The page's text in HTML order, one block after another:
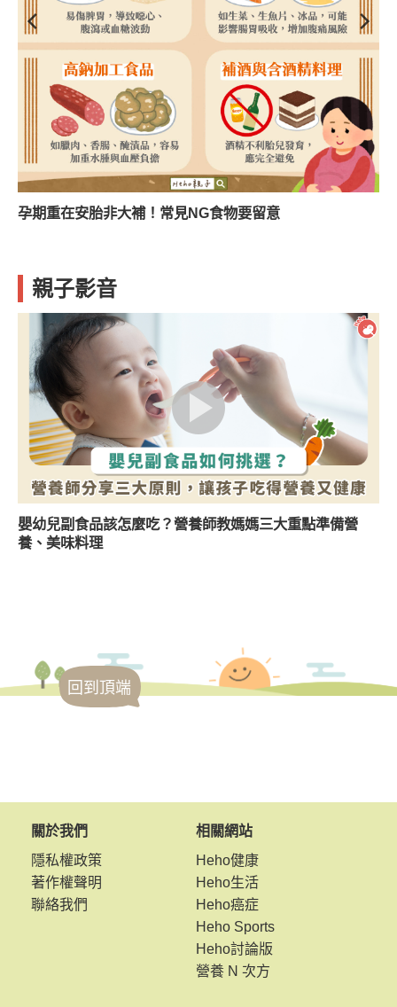
孕期重在安胎非大補！常見NG食物要留意
親子影音
嬰幼兒副食品該怎麼吃？營養師教媽媽三大重點準備營
養、美味料理
回到頂端
關於我們
隱私權政策
著作權聲明
聯絡我們
相關網站
Heho健康
Heho生活
Heho癌症
Heho Sports
Heho討論版
營養 N 次方